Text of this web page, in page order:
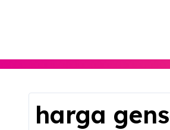
harga